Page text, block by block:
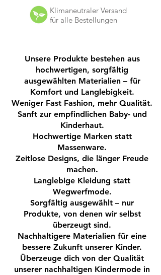
Klimaneutraler Versand
für alle Bestellungen
Unsere Produkte bestehen aus
hochwertigen, sorgfältig
ausgewählten Materialien – für
Komfort und Langlebigkeit.
Weniger Fast Fashion, mehr Qualität.
Sanft zur empfindlichen Baby- und
Kinderhaut.
Hochwertige Marken statt
Massenware.
Zeitlose Designs, die länger Freude
machen.
Langlebige Kleidung statt
Wegwerfmode.
Sorgfältig ausgewählt – nur
Produkte, von denen wir selbst
überzeugt sind.
Nachhaltigere Materialien für eine
bessere Zukunft unserer Kinder.
Überzeuge dich von der Qualität
unserer nachhaltigen Kindermode in